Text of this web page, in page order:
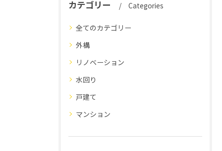
カテゴリー Categories
全てのカテゴリー
外構
リノベーション
水回り
戸建て
マンション